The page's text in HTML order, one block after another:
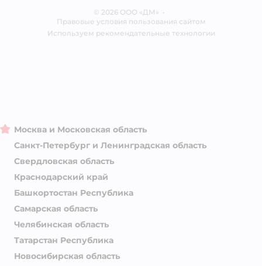
Блог
© 2026 ООО «ДМ» •
Правовые условия пользования сайтом
Используем рекомендательные технологии
Москва и Московская область
Санкт-Петербург и Ленинградская область
Свердловская область
Краснодарский край
Башкортостан Республика
Самарская область
Челябинская область
Татарстан Республика
Новосибирская область